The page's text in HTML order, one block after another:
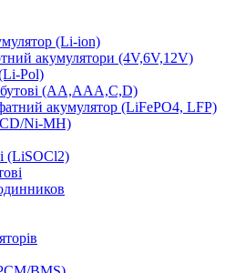
(Li-ion)
акумулятори (4V,6V,12V)
Pol)
(AA,AAA,C,D)
акумулятор (LiFePO4, LFP)
Ni-MH)
(LiSOCl2)